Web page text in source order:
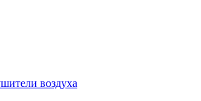
воздуха